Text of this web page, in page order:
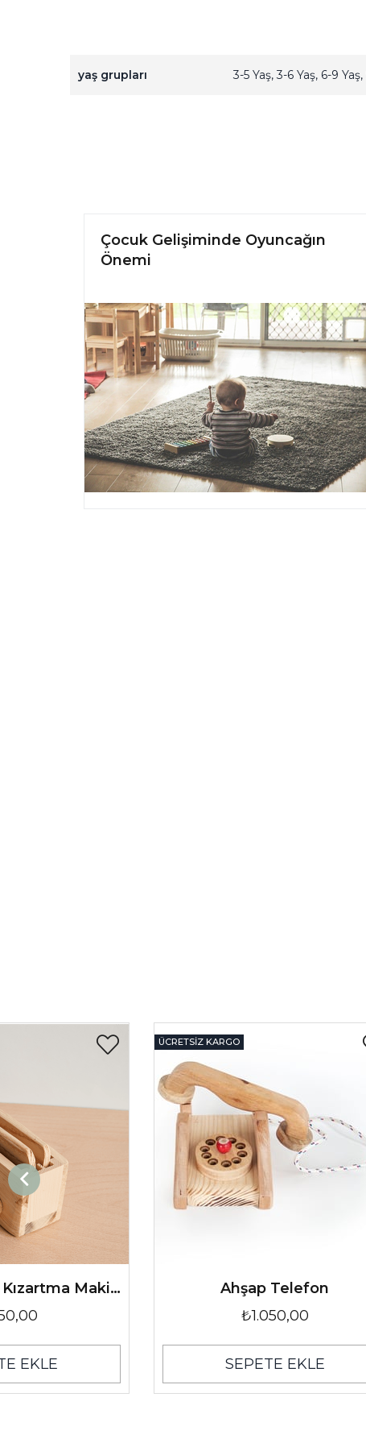
yaş grupları 3-5 Yaş 3-6 Yaş 6-9 Yaş
Çocuk Gelişiminde Oyuncağın
Önemi
Ahşap Ekmek Kızartma Makinesi
EKLE
Ahşap Telefon
₺1.050,00
SEPETE EKLE
ÜCRETSIZ KARGO